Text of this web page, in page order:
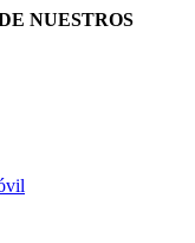
NUESTROS